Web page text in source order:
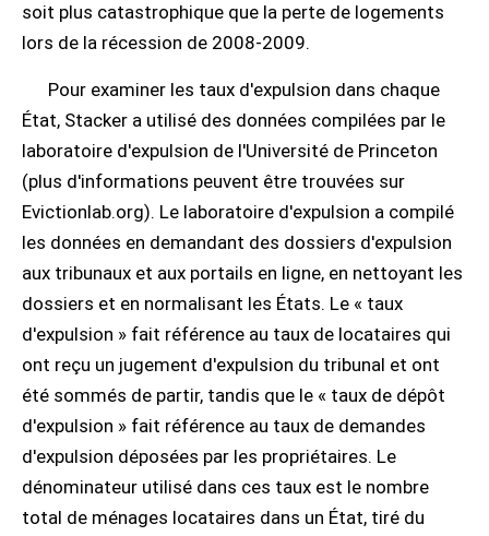
soit plus catastrophique que la perte de logements
lors de la récession de 2008-2009.
Pour examiner les taux d'expulsion dans chaque
État, Stacker a utilisé des données compilées par le
laboratoire d'expulsion de l'Université de Princeton
(plus d'informations peuvent être trouvées sur
Evictionlab.org). Le laboratoire d'expulsion a compilé
les données en demandant des dossiers d'expulsion
aux tribunaux et aux portails en ligne, en nettoyant les
dossiers et en normalisant les États. Le « taux
d'expulsion » fait référence au taux de locataires qui
ont reçu un jugement d'expulsion du tribunal et ont
été sommés de partir, tandis que le « taux de dépôt
d'expulsion » fait référence au taux de demandes
d'expulsion déposées par les propriétaires. Le
dénominateur utilisé dans ces taux est le nombre
total de ménages locataires dans un État, tiré du